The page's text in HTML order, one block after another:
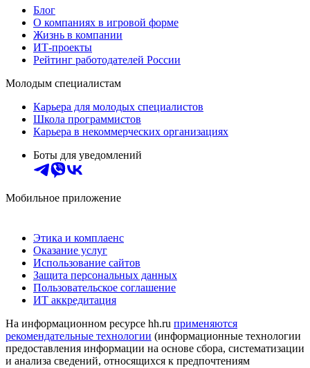
Блог
О компаниях в игровой форме
Жизнь в компании
ИТ-проекты
Рейтинг работодателей России
Молодым специалистам
Карьера для молодых специалистов
Школа программистов
Карьера в некоммерческих организациях
Боты для уведомлений
Мобильное приложение
Этика и комплаенс
Оказание услуг
Использование сайтов
Защита персональных данных
Пользовательское соглашение
ИТ аккредитация
На информационном ресурсе hh.ru применяются
рекомендательные технологии (информационные технологии
предоставления информации на основе сбора, систематизации
и анализа сведений, относящихся к предпочтениям